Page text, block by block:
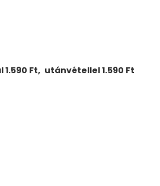
Ft, utánvétellel 1.590 Ft